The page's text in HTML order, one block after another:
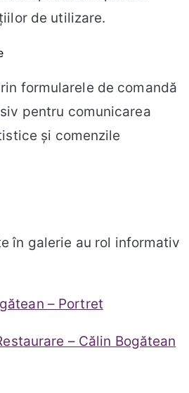
de utilizare.
formularele de comandă
pentru comunicarea
și comenzile
în galerie au rol informativ
– Portret
– Călin Bogătean